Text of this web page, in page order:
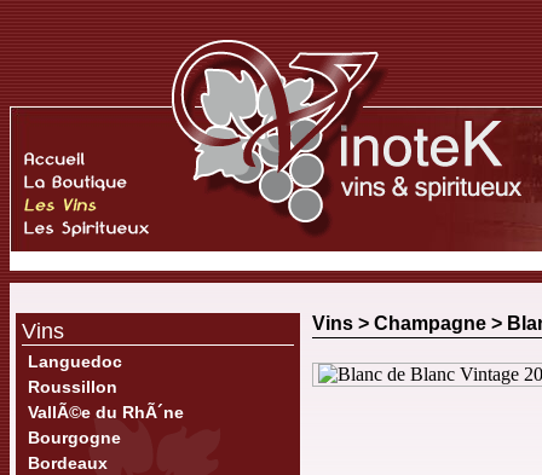
Vins
Languedoc
Roussillon
VallÃ©e du RhÃ´ne
Bourgogne
Bordeaux
Vins > Champagne >